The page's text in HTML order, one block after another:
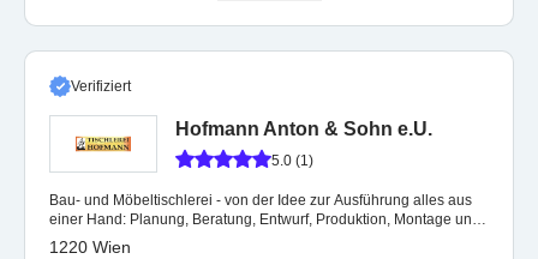
Verifiziert
Hofmann Anton & Sohn e.U.
5.0 (1)
Bau- und Möbeltischlerei - von der Idee zur Ausführung alles aus
einer Hand: Planung, Beratung, Entwurf, Produktion, Montage und
Service
1220 Wien